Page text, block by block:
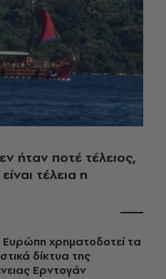
ήταν ποτέ τέλειος,
τέλεια η
χρηματοδοτεί τα
δίκτυα της
Ερντογάν